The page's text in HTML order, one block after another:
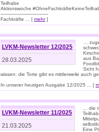
Teilhabe
Aktionswoche
---------------------------------
Fachkräfte ... [ mehr]
LVKM-Newsletter 12/2025
28.03.2025
…
aus
Sicht
wissen: die Torte gibt es mittlerweile auch
In unserer heutigen Ausgabe 12/2025 ... [
LVKM-Newsletter 11/2025
21.03.2025
… die
Eine